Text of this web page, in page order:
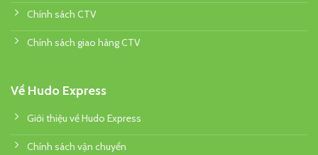
Chính sách CTV
Chính sách giao hàng CTV
Về Hudo Express
Giới thiệu về Hudo Express
Chính sách vận chuyển